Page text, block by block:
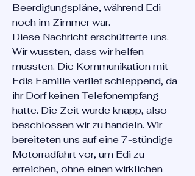
Beerdigungspläne, während Edi
noch im Zimmer war.
Diese Nachricht erschütterte uns.
Wir wussten, dass wir helfen
mussten. Die Kommunikation mit
Edis Familie verlief schleppend, da
ihr Dorf keinen Telefonempfang
hatte. Die Zeit wurde knapp, also
beschlossen wir zu handeln. Wir
bereiteten uns auf eine 7-stündige
Motorradfahrt vor, um Edi zu
erreichen, ohne einen wirklichen